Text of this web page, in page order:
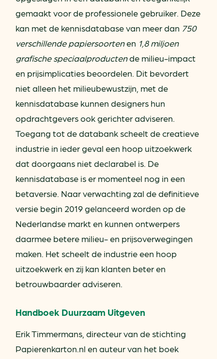
gemaakt voor de professionele gebruiker. Deze
kan met de kennisdatabase van meer dan 750
verschillende papiersoortenen 1,8 miljoen
grafische speciaalproductende milieu-impact
en prijsimplicaties beoordelen. Dit bevordert
niet alleen het milieubewustzijn, met de
kennisdatabase kunnen designers hun
opdrachtgevers ook gerichter adviseren.
Toegang tot de databank scheelt de creatieve
industrie in ieder geval een hoop uitzoekwerk
dat doorgaans niet declarabel is. De
kennisdatabase is er momenteel nog in een
betaversie. Naar verwachting zal de definitieve
versie begin 2019 gelanceerd worden op de
Nederlandse markt en kunnen ontwerpers
daarmee betere milieu- en prijsoverwegingen
maken. Het scheelt de industrie een hoop
uitzoekwerk en zij kan klanten beter en
betrouwbaarder adviseren.
Handboek Duurzaam Uitgeven
Erik Timmermans, directeur van de stichting
Papierenkarton.nl en auteur van het boek